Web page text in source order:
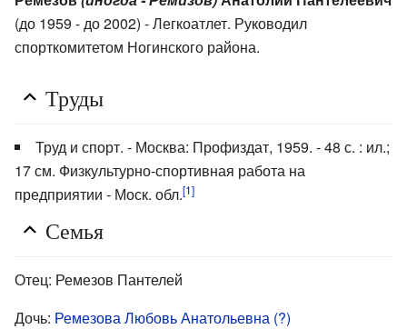
(до 1959 - до 2002) - Легкоатлет. Руководил
спорткомитетом Ногинского района.
Труды
Труд и спорт. - Москва: Профиздат, 1959. - 48 с. : ил.;
17 см. Физкультурно-спортивная работа на
предприятии - Моск. обл.[1]
Семья
Отец: Ремезов Пантелей
Дочь: Ремезова Любовь Анатольевна (?)